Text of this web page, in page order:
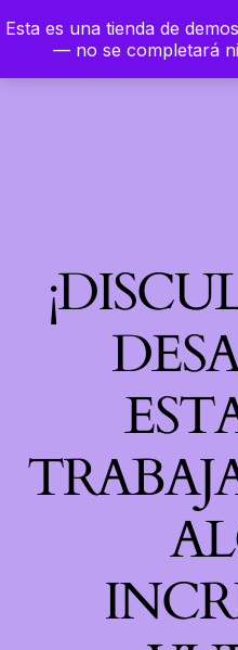
Esta es una tienda de
— no se completará
Hierbaloca